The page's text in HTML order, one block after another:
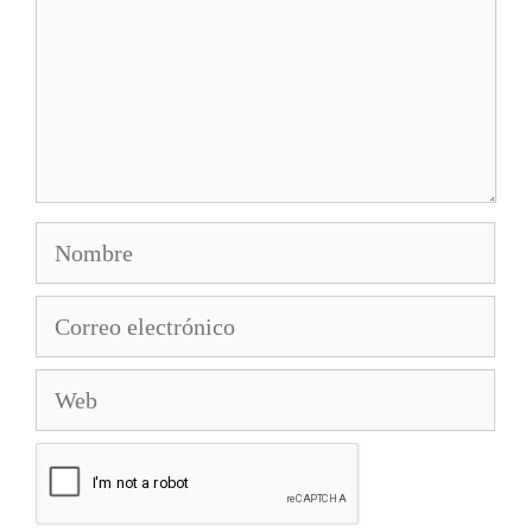
electrónico